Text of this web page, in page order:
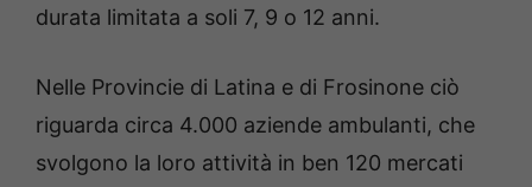
durata limitata a soli 7, 9 o 12 anni.
Nelle Provincie di Latina e di Frosinone ciò
riguarda circa 4.000 aziende ambulanti, che
svolgono la loro attività in ben 120 mercati